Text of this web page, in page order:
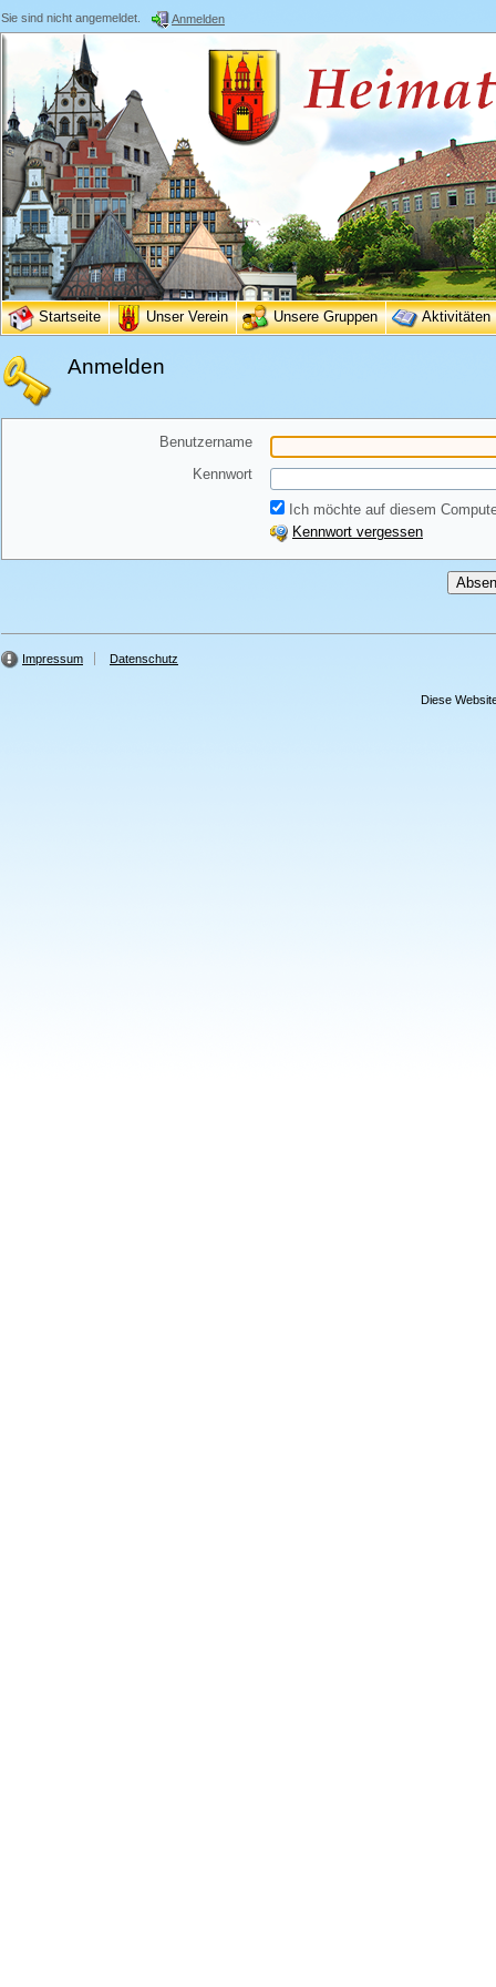
Sie sind nicht angemeldet. Anmelden
Startseite Unser Verein Unsere Gruppen Aktivitäten
Anmelden
Benutzername
Kennwort
Ich möchte auf diesem
Kennwort vergessen
Impressum Datenschutz
Diese